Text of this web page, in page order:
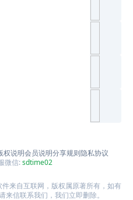
权说明会员说明分享规则隐私协议
微信:sdtime02
来自互联网，版权属原著所有，如有
信联系我们，我们立即删除。